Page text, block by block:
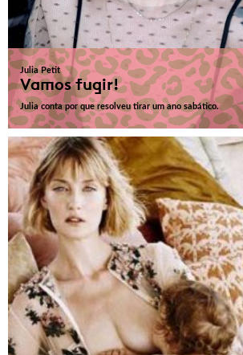
Julia Petit
Vamos fugir!
Julia conta por que resolveu tirar um ano sabático.